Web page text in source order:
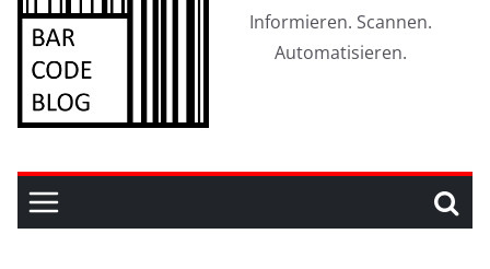
Informieren. Scannen.
Automatisieren.